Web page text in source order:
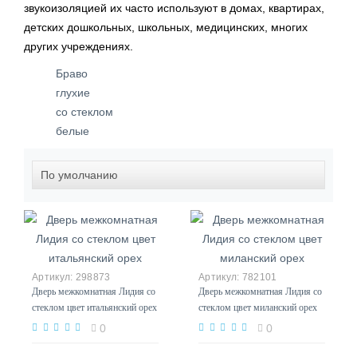
звукоизоляцией их часто используют в домах, квартирах,
детских дошкольных, школьных, медицинских, многих
других учреждениях.
Браво
глухие
со стеклом
белые
298873
Дверь межкомнатная Лидия со
стеклом цвет итальянский орех
0
782101
Дверь межкомнатная Лидия со
стеклом цвет миланский орех
0